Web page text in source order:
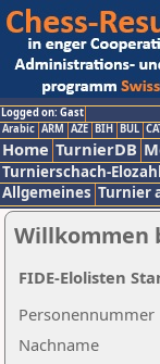
Logged on: Gast
Arabic ARM AZE BIH BUL
Home TurnierDB
Turnierschach-Elozahl
Allgemeines Turnier
Willkommen
Nachname
Personennummer
FIDE-Elolisten